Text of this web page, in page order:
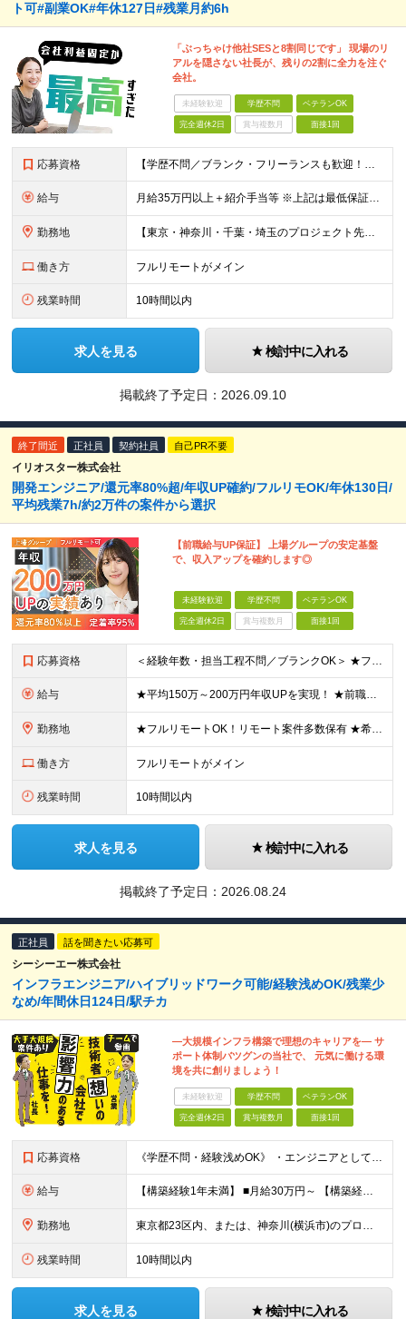
ト可#副業OK#年休127日#残業月約6h
「ぶっちゃけ他社SESと8割同じです」 現場のリ
アルを隠さない社長が、残りの2割に全力を注ぐ
会社。
未経験歓迎 学歴不問 ベテランOK
完全週休2日 賞与複数月 面接1回
応募資格 【学歴不問／ブランク・フリーランスも歓迎！】 ●何かしらの言語での開発経験がある方（担当フェーズ・経験年数不問！） ※外国籍の方は日本語能力試験N1必須 ★こんな方にピッタリです！ ・還元率や評価制
給与 月給35万円以上＋紹介手当等 ※上記は最低保証額。前職給与を保証します ※固定残業代（40時間分／5万8594円以上）含む。超過分は別途全額支給 ※案件単価から「10万円（会社利益）」を引いた額が還元
勤務地 【東京・神奈川・千葉・埼玉のプロジェクト先】 ※転居を伴う転勤なし。ご希望や居住地を考慮して決定します。 ※リモートワーク導入案件多数（フルリモートもあり）。 ＜本社＞ 東京都品川区東五反田5-22
働き方 フルリモートがメイン
残業時間 10時間以内
求人を見る 検討中に入れる
掲載終了予定日： 2026.09.10
終了間近 正社員 契約社員 自己PR不要
イリオスター株式会社
開発エンジニア/還元率80%超/年収UP確約/フルリモOK/年休130日/
平均残業7h/約2万件の案件から選択
【前職給与UP保証】 上場グループの安定基盤
で、収入アップを確約します◎
未経験歓迎 学歴不問 ベテランOK
完全週休2日 賞与複数月 面接1回
応募資格 ＜経験年数・担当工程不問／ブランクOK＞ ★フルリモートや柔軟な働き方を活用する社員も多数 ★20代～50代まで幅広く活躍中 ★子育てと両立しながら働く社員も在籍 ★第二新卒・ブランクあり・正社員デビ
給与 ★平均150万～200万円年収UPを実現！ ★前職給与を100％保証！ ★案件内容の開示・明確な評価体制あり ⇒クライアント評価で即昇給を実現したケースも◎ ★年12回（毎月昇給チャンスあり） ■月
勤務地 ★フルリモートOK！リモート案件多数保有 ★希望の勤務地に配属します ★転居を伴う転勤はありません お客様先での勤務となります。 ■東京本社／東京都渋谷区代官山町8-7 DAIWA代官山ビル ■大
働き方 フルリモートがメイン
残業時間 10時間以内
求人を見る 検討中に入れる
掲載終了予定日： 2026.08.24
正社員 話を聞きたい応募可
シーシーエー株式会社
インフラエンジニア/ハイブリッドワーク可能/経験浅めOK/残業少
なめ/年間休日124日/駅チカ
―大規模インフラ構築で理想のキャリアを― サ
ポート体制バツグンの当社で、 元気に働ける環
境を共に創りましょう！
未経験歓迎 学歴不問 ベテランOK
完全週休2日 賞与複数月 面接1回
応募資格 《学歴不問・経験浅めOK》 ・エンジニアとして現場実績の経験がある方（少しの経験でもOK） ▽こんな方にオススメ▽ ----------------- □大規模案件で経験を積みたい方 ⇒多数の大手・
給与 【構築経験1年未満】 ■月給30万円～ 【構築経験3年程度】 ■月給35万円～ 【設計・構築経験3年程度】 ■月給46万円～ ※経験・スキル・前職給与などを考慮して優遇いたします ※上記金額は、
勤務地 東京都23区内、または、神奈川(横浜市)のプロジェクト先での勤務となります。 ※転居を伴う転勤はありません。 ※通勤時間は1時間程度を目安にしています。 ※勤務地は、希望を最大限に考慮します。
残業時間 10時間以内
求人を見る 検討中に入れる